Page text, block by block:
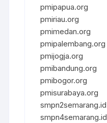
pmipapua.org
pmiriau.org
pmimedan.org
pmipalembang.org
pmijogja.org
pmibandung.org
pmibogor.org
pmisurabaya.org
smpn2semarang.id
smpn4semarang.id